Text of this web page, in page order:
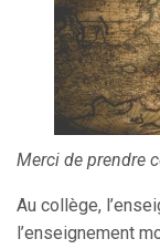
Merci de prendre
Au collège,
l’enseignement